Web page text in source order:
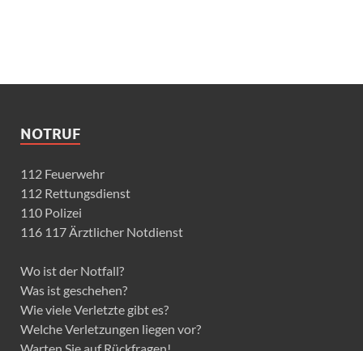
NOTRUF
112 Feuerwehr
112 Rettungsdienst
110 Polizei
116 117 Ärztlicher Notdienst
Wo ist der Notfall?
Was ist geschehen?
Wie viele Verletzte gibt es?
Welche Verletzungen liegen vor?
Warten Sie auf Rückfragen!